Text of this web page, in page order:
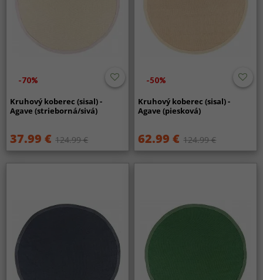
-70%
Kruhový koberec (sisal) -
Agave (strieborná/sivá)
37.99 € 124.99 €
-50%
Kruhový koberec (sisal) -
Agave (piesková)
62.99 € 124.99 €